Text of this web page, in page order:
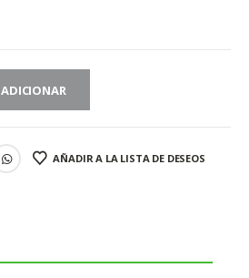
ADICIONAR
AÑADIR A LA LISTA DE DESEOS